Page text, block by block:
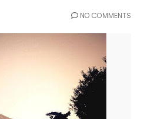
NO COMMENTS